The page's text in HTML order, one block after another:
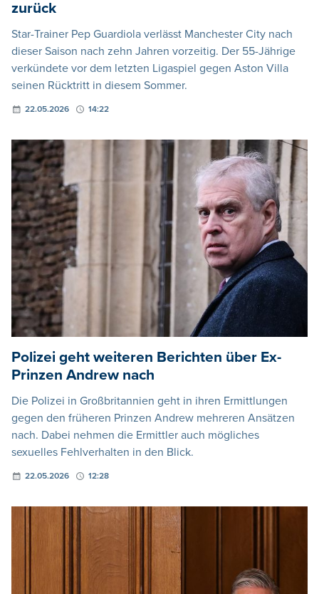
zurück
Star-Trainer Pep Guardiola verlässt Manchester City nach
dieser Saison nach zehn Jahren vorzeitig. Der 55-Jährige
verkündete vor dem letzten Ligaspiel gegen Aston Villa
seinen Rücktritt in diesem Sommer.
22.05.2026 14:22
Polizei geht weiteren Berichten über Ex-
Prinzen Andrew nach
Die Polizei in Großbritannien geht in ihren Ermittlungen
gegen den früheren Prinzen Andrew mehreren Ansätzen
nach. Dabei nehmen die Ermittler auch mögliches
sexuelles Fehlverhalten in den Blick.
22.05.2026 12:28